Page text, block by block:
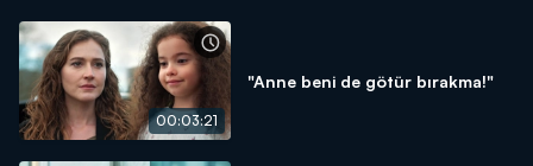
00:03:21
"Anne beni de götür bırakma!"